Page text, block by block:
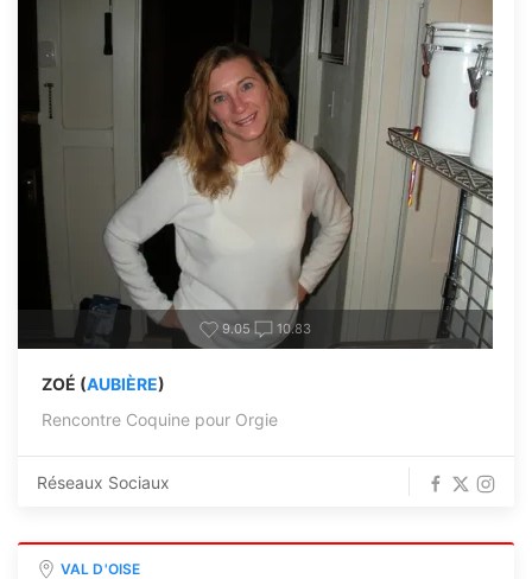
9.05 10.83
ZOÉ (AUBIÈRE)
Rencontre Coquine pour Orgie
Réseaux Sociaux
VAL D'OISE